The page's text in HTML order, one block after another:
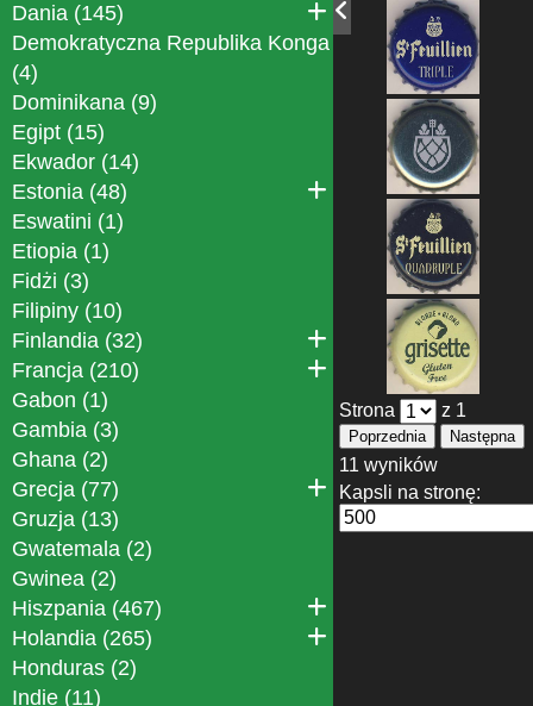
Dania (145)
Demokratyczna Republika Konga
(4)
Dominikana (9)
Egipt (15)
Ekwador (14)
Estonia (48)
Eswatini (1)
Etiopia (1)
Fidżi (3)
Filipiny (10)
Finlandia (32)
Francja (210)
Gabon (1)
Gambia (3)
Ghana (2)
Grecja (77)
Gruzja (13)
Gwatemala (2)
Gwinea (2)
Hiszpania (467)
Holandia (265)
Honduras (2)
Indie (11)
Strona z 1
Poprzednia Następna
11 wyników
Kapsli na stronę: